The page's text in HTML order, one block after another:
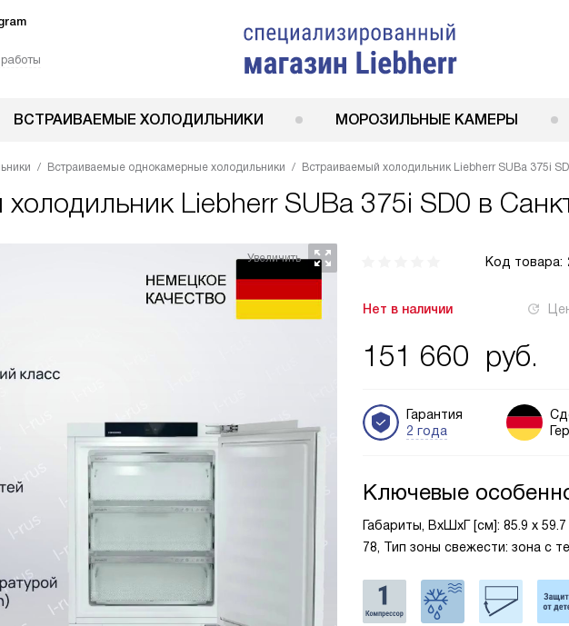
ВСТРАИВАЕМЫЕ ХОЛОДИЛЬНИКИ МОРОЗИЛЬНЫЕ КАМЕРЫ
Встраиваемые однокамерные холодильники Встраиваемый холодильник Liebherr SUBa 375i
Liebherr SUBa 375i SD0 в
Код товара:
Нет в наличии
151 660 руб.
Гарантия
2 года
Ключевые
Габариты, ВxШxГ [см]: 85.9 х
78, Тип зоны свежести: зона с